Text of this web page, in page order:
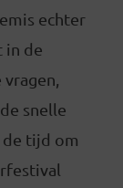
echter
in de
snelle
de tijd om